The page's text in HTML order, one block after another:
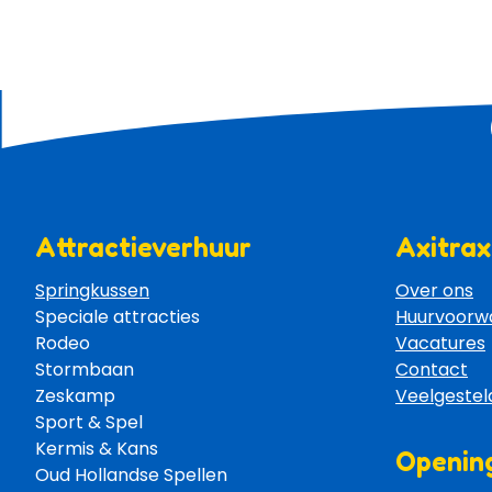
Attractieverhuur
Springkussen
Speciale attracties
Rodeo
Stormbaan
Zeskamp
Sport & Spel
Kermis & Kans
Oud Hollandse Spellen
Over ons
Vacatures
Contact